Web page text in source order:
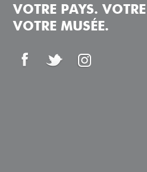
VOTRE PAYS.
VOTRE MUSÉE.